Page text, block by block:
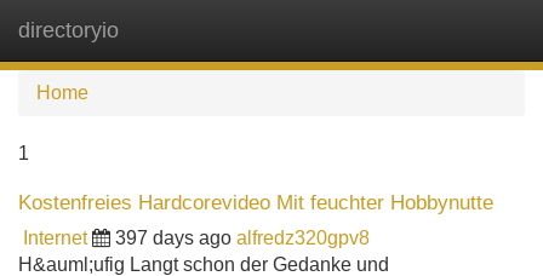
directoryio
Home
1
Kostenfreies Hardcorevideo Mit feuchter Hobbynutte
Internet 397 days ago alfredz320gpv8
H&auml;ufig Langt schon der Gedanke und